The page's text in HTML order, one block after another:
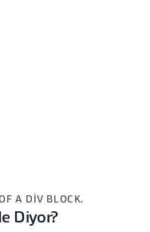
A DIV BLOCK.
Diyor?